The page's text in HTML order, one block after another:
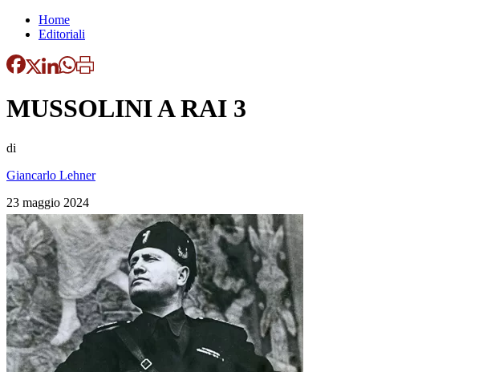
Home
Editoriali
MUSSOLINI A RAI 3
di
Giancarlo Lehner
23 maggio 2024